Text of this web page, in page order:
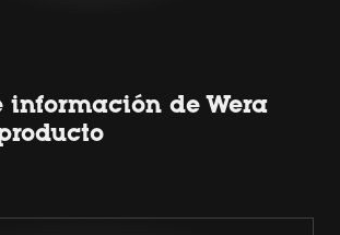
información de Wera